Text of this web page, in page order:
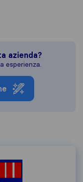
azienda?
esperienza.